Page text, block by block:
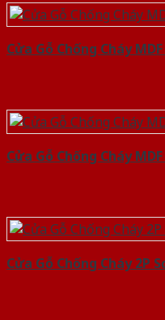
Cửa Gỗ Chống Cháy
Cửa Gỗ Chống Cháy
Cửa Gỗ Chống Cháy 2P